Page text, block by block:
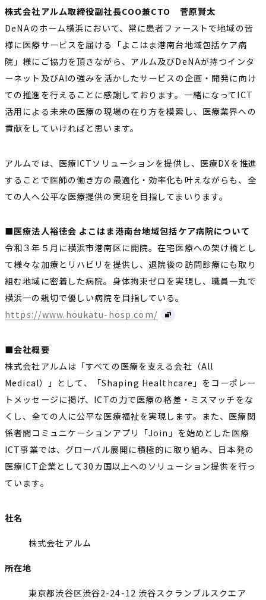
株式会社アルム取締役副社長COO兼CTO 菅原賢太
DeNAのホーム横浜において、常に患者ファーストで地域の皆
様に医療サービスを届ける「よこはま港南台地域包括ケア病
院」様にご協力を頂きながら、アルム及びDeNAが持つインタ
ーネット及びAIの強みを活かしたサービスの企画・開発に向け
ての推進を行えることに感謝しております。一緒になってICT
活用による未来の医療の現場の在り方を模索し、医療業界への
貢献をしていければと思います。
アルムでは、医療ICTソリューションを提供し、医療DXを推進
することで医師の働き方の最適化・効率化も叶えながらも、全
ての人へ公平な医療提供の実現を目指してまいります。
■医療法人裕徳会 よこはま港南台地域包括ケア病院について
令和３年５月に横浜市港南区に開院。在宅医療への架け橋とし
て様々な加療とリハビリを提供し、退院後の訪問診療にも取り
組む地域に密着した病院。身体拘束ゼロを実現し、職員一丸で
横浜一の親切で優しい病院を目指している。
https://www.houkatu-hosp.com/
■会社概要
株式会社アルムは「すべての医療を支える会社（All
Medical）」として、「Shaping Healthcare」をコーポレー
トメッセージに掲げ、ICTの力で医療の格差・ミスマッチをな
くし、全ての人に公平な医療福祉を実現します。また、医療関
係者間コミュニケーションアプリ「Join」を始めとした医療
ICT事業では、グローバル展開に積極的に取り組み、日本発の
医療ICT企業として30カ国以上へのソリューション提供を行っ
ています。
社名
株式会社アルム
所在地
東京都渋谷区渋谷2-24-12 渋谷スクランブルスクエア